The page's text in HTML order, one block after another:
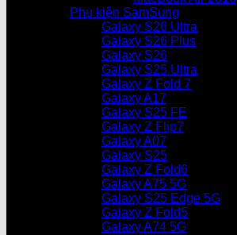
Phụ kiện SamSung
Galaxy S26 Ultra
Galaxy S26 Plus
Galaxy S26
Galaxy S25 Ultra
Galaxy Z Fold 7
Galaxy A17
Galaxy S25 FE
Galaxy Z Flip7
Galaxy A07
Galaxy S25
Galaxy Z Fold6
Galaxy A75 5G
Galaxy S25 Edge 5G
Galaxy Z Fold5
Galaxy A74 5G